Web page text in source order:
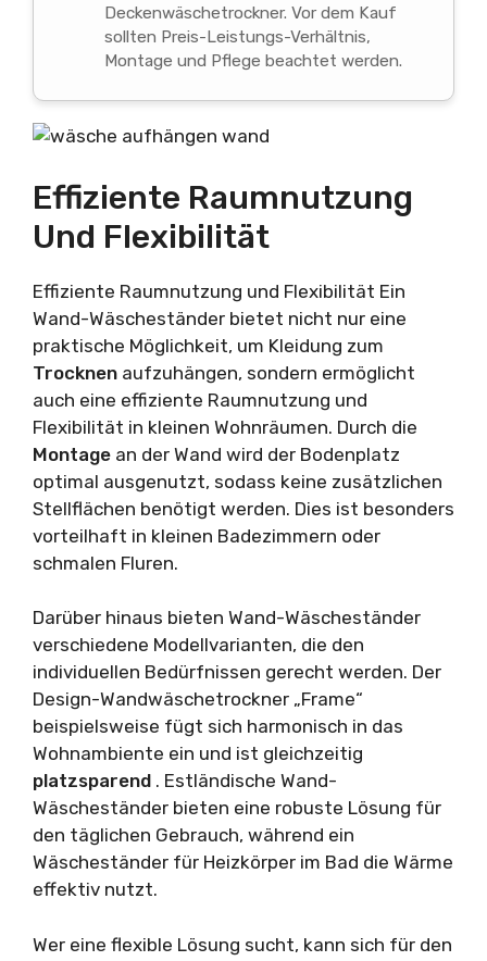
Deckenwäschetrockner. Vor dem Kauf
sollten Preis-Leistungs-Verhältnis,
Montage und Pflege beachtet werden.
Effiziente Raumnutzung
Und Flexibilität
Effiziente Raumnutzung und Flexibilität Ein
Wand-Wäscheständer bietet nicht nur eine
praktische Möglichkeit, um Kleidung zum
Trocknen aufzuhängen, sondern ermöglicht
auch eine effiziente Raumnutzung und
Flexibilität in kleinen Wohnräumen. Durch die
Montage an der Wand wird der Bodenplatz
optimal ausgenutzt, sodass keine zusätzlichen
Stellflächen benötigt werden. Dies ist besonders
vorteilhaft in kleinen Badezimmern oder
schmalen Fluren.
Darüber hinaus bieten Wand-Wäscheständer
verschiedene Modellvarianten, die den
individuellen Bedürfnissen gerecht werden. Der
Design-Wandwäschetrockner „Frame“
beispielsweise fügt sich harmonisch in das
Wohnambiente ein und ist gleichzeitig
platzsparend . Estländische Wand-
Wäscheständer bieten eine robuste Lösung für
den täglichen Gebrauch, während ein
Wäscheständer für Heizkörper im Bad die Wärme
effektiv nutzt.
Wer eine flexible Lösung sucht, kann sich für den